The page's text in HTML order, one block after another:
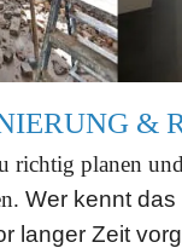
&
richtig planen
Wer kennt
langer Zeit